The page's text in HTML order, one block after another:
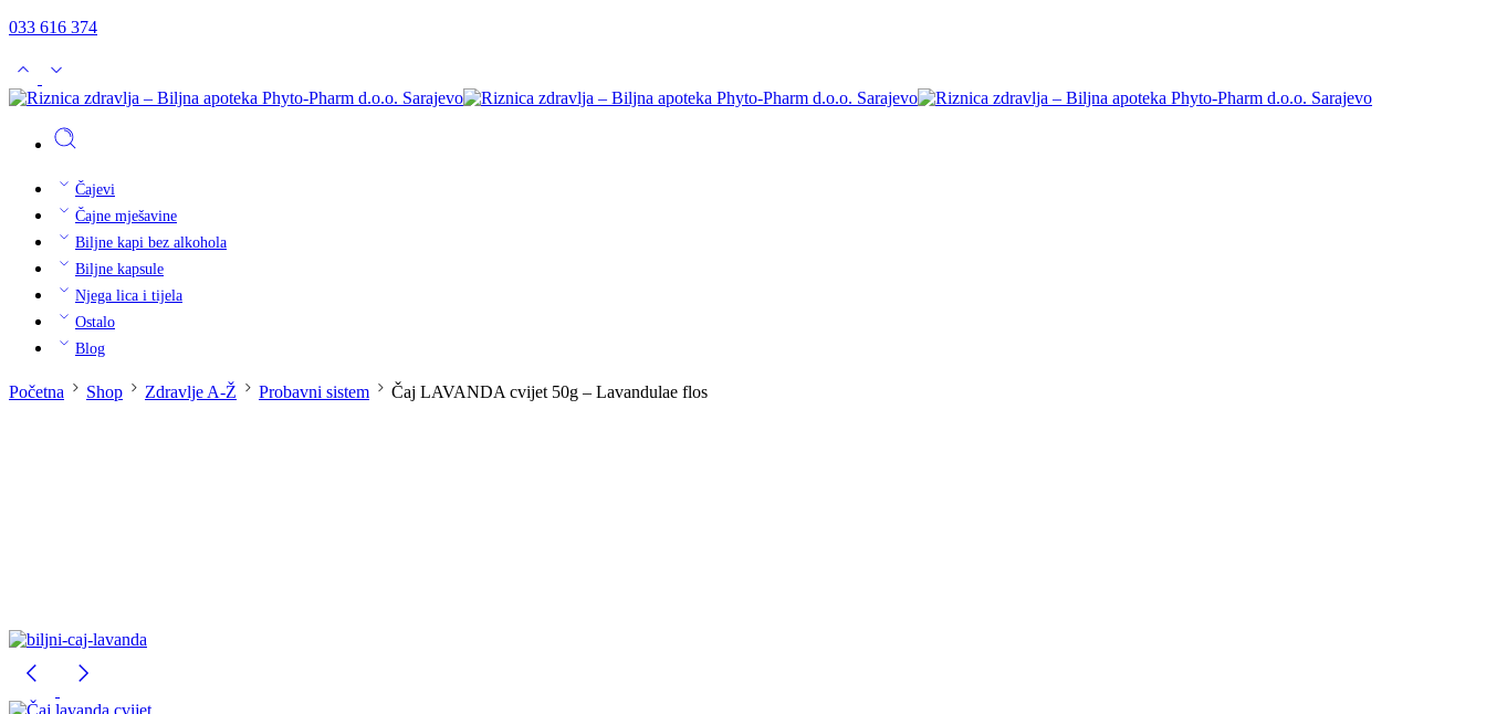
033 616 374
Čajevi
Čajne mješavine
Biljne kapi bez alkohola
Biljne kapsule
Njega lica i tijela
Ostalo
Blog
Početna Shop Zdravlje A-Ž Probavni sistem Čaj LAVANDA cvijet 50g – Lavandulae flos